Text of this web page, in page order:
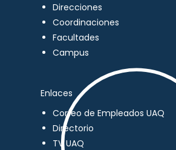
Direcciones
Coordinaciones
Facultades
Campus
Enlaces
Correo de Empleados UAQ
Directorio
TV UAQ